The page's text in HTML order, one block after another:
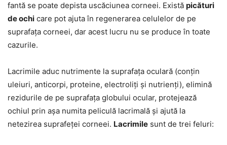
fantă se poate depista uscăciunea corneei. Există picături
de ochi care pot ajuta în regenerarea celulelor de pe
suprafața corneei, dar acest lucru nu se produce în toate
cazurile.
Lacrimile aduc nutrimente la suprafața oculară (conțin
uleiuri, anticorpi, proteine, electroliți și nutrienți), elimină
rezidurile de pe suprafața globului ocular, protejează
ochiul prin așa numita peliculă lacrimală și ajută la
netezirea suprafeței corneei. Lacrimile sunt de trei feluri: